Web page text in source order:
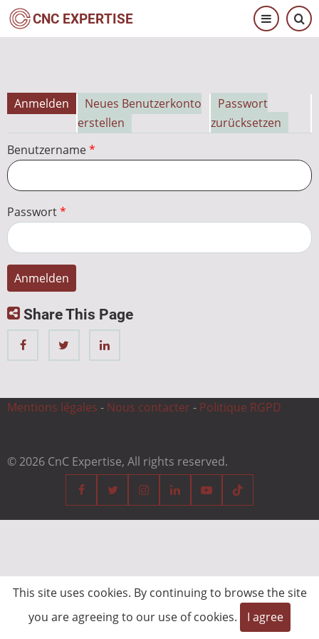
Direkt
zum
CNC EXPERTISE
Primäre
Reiter
Anmelden
Neues Benutzerkonto
erstellen
Passwort
zurücksetzen
Benutzername
Passwort
Share This Page
Mentions légales - Nous contacter - Politique RGPD
© 2026 CnC Expertise, All rights reserved.
This site uses cookies. By continuing to browse the site
you are agreeing to our use of cookies.
I agree